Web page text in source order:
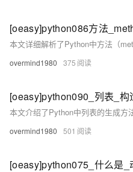
[oeasy]python086方法
overmind1980 375
overmind1980 501